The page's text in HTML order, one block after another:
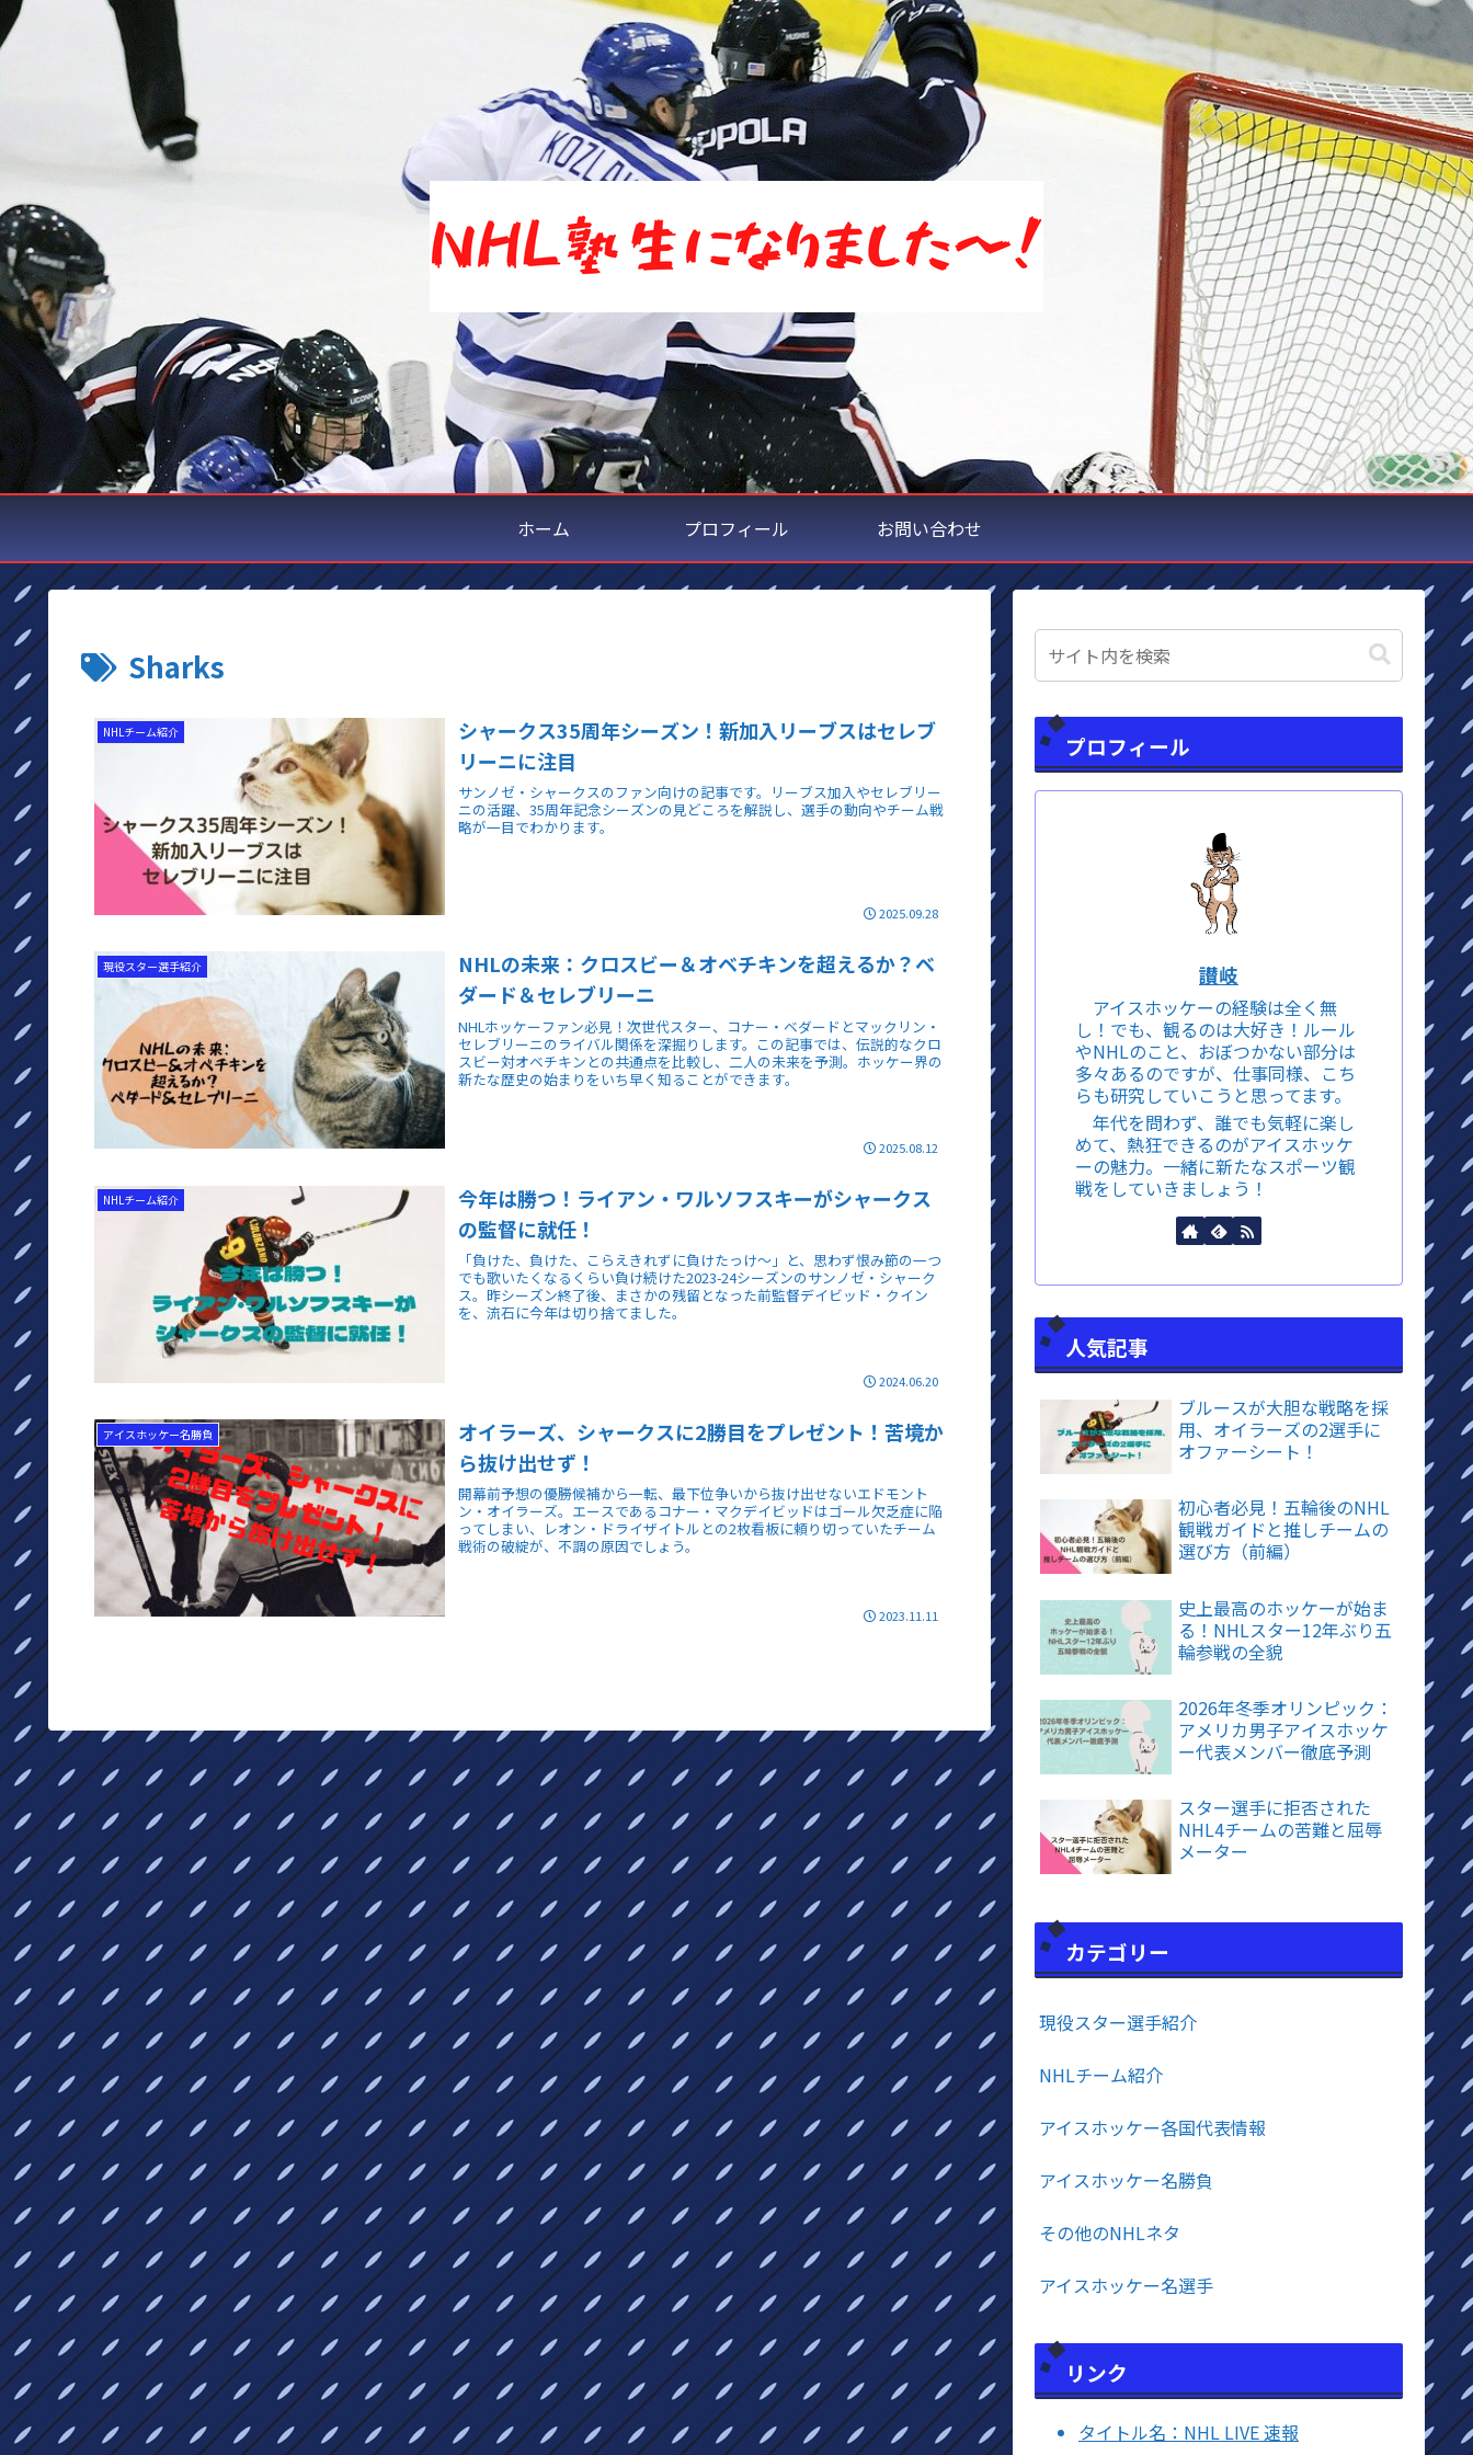
ホーム プロフィール お問い合わせ
Sharks
NHLチーム紹介
シャークス35周年シーズン！新加入リーブスはセレブ
リーニに注目
サンノゼ・シャークスのファン向けの記事です。リーブス加入やセレブリー
ニの活躍、35周年記念シーズンの見どころを解説し、選手の動向やチーム戦
略が一目でわかります。
2025.09.28
現役スター選手紹介
NHLの未来：クロスビー＆オベチキンを超えるか？ベ
ダード＆セレブリーニ
NHLホッケーファン必見！次世代スター、コナー・ベダードとマックリン・
セレブリーニのライバル関係を深掘りします。この記事では、伝説的なクロ
スビー対オベチキンとの共通点を比較し、二人の未来を予測。ホッケー界の
新たな歴史の始まりをいち早く知ることができます。
2025.08.12
NHLチーム紹介
今年は勝つ！ライアン・ワルソフスキーがシャークス
の監督に就任！
「負けた、負けた、こらえきれずに負けたっけ〜」と、思わず恨み節の一つ
でも歌いたくなるくらい負け続けた2023-24シーズンのサンノゼ・シャーク
ス。昨シーズン終了後、まさかの残留となった前監督デイビッド・クイン
を、流石に今年は切り捨てました。
2024.06.20
アイスホッケー名勝負
オイラーズ、シャークスに2勝目をプレゼント！苦境か
ら抜け出せず！
開幕前予想の優勝候補から一転、最下位争いから抜け出せないエドモント
ン・オイラーズ。エースであるコナー・マクデイビッドはゴール欠乏症に陥
ってしまい、レオン・ドライザイトルとの2枚看板に頼り切っていたチーム
戦術の破綻が、不調の原因でしょう。
2023.11.11
プロフィール
讃岐
アイスホッケーの経験は全く無
し！でも、観るのは大好き！ルール
やNHLのこと、おぼつかない部分は
多々あるのですが、仕事同様、こち
らも研究していこうと思ってます。
年代を問わず、誰でも気軽に楽し
めて、熱狂できるのがアイスホッケ
ーの魅力。一緒に新たなスポーツ観
戦をしていきましょう！
人気記事
ブルースが大胆な戦略を採
用、オイラーズの2選手に
オファーシート！
初心者必見！五輪後のNHL
観戦ガイドと推しチームの
選び方（前編）
史上最高のホッケーが始ま
る！NHLスター12年ぶり五
輪参戦の全貌
2026年冬季オリンピック：
アメリカ男子アイスホッケ
ー代表メンバー徹底予測
スター選手に拒否された
NHL4チームの苦難と屈辱
メーター
カテゴリー
現役スター選手紹介
NHLチーム紹介
アイスホッケー各国代表情報
アイスホッケー名勝負
その他のNHLネタ
アイスホッケー名選手
リンク
タイトル名：NHL LIVE 速報